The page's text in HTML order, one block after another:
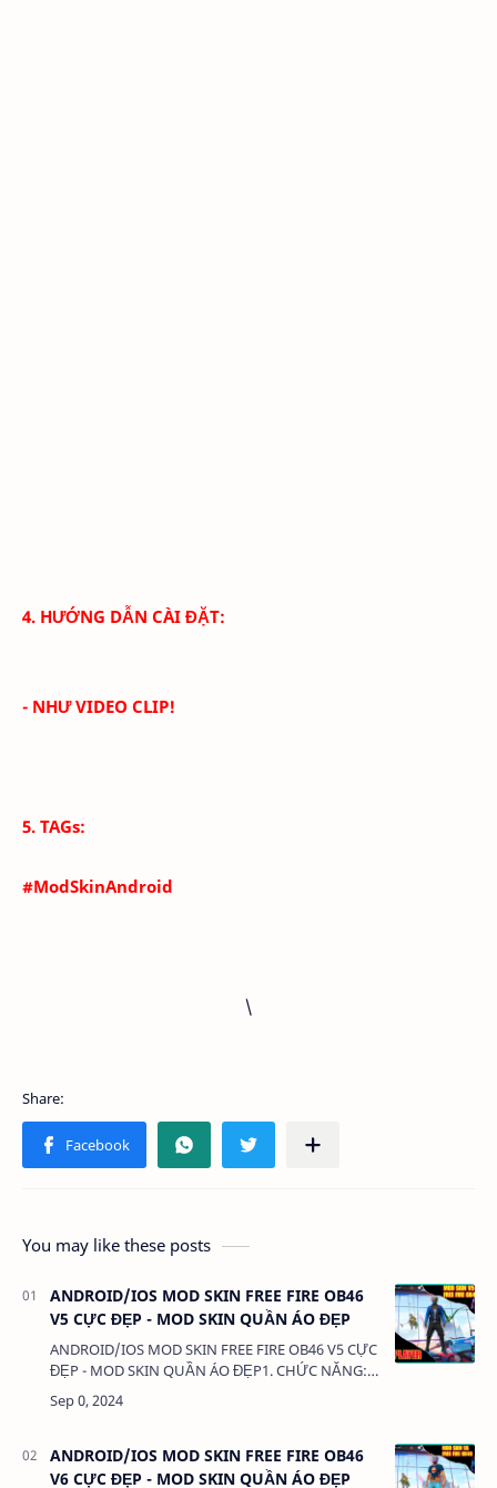
4. HƯỚNG DẪN CÀI ĐẶT:
- NHƯ VIDEO CLIP!
5. TAGs:
#ModSkinAndroid
\
You may like these posts
ANDROID/IOS MOD SKIN FREE FIRE OB46
V5 CỰC ĐẸP - MOD SKIN QUẦN ÁO ĐẸP
ANDROID/IOS MOD SKIN FREE FIRE OB46 V5 CỰC
ĐẸP - MOD SKIN QUẦN ÁO ĐẸP1. CHỨC NĂNG:-
MOD SKIN QUẦN ÁO - MOD CLOTHES2. TẢI VÀ
CÀI ĐẶT (BẢN FULL KHÔNG LINK RÚT
ANDROID/IOS MOD SKIN FREE FIRE OB46
V6 CỰC ĐẸP - MOD SKIN QUẦN ÁO ĐẸP